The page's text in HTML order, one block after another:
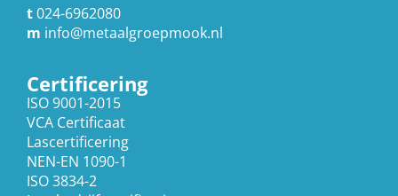
t024-6962080
m info@metaalgroepmook.nl
Certificering
ISO 9001-2015
VCA Certificaat
Lascertificering
NEN-EN 1090-1
ISO 3834-2